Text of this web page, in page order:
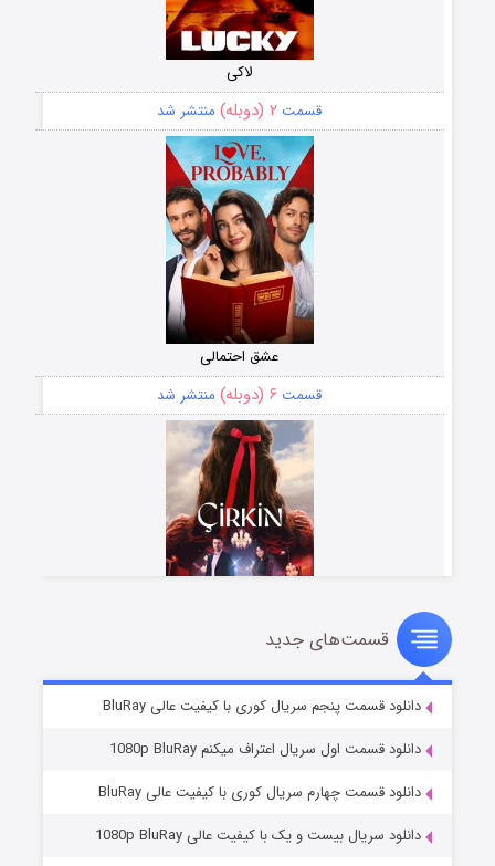
لاکی
قسمت ۲ (دوبله) منتشر شد
عشق احتمالی
قسمت ۶ (دوبله) منتشر شد
سریال زشت
قسمت۵ (زیرنویس) منتشر شد
قسمت‌های جدید
دانلود قسمت پنجم سریال کوری با کیفیت عالی BluRay
دانلود قسمت اول سریال اعتراف میکنم 1080p BluRay
دانلود قسمت چهارم سریال کوری با کیفیت عالی BluRay
دانلود سریال بیست و یک با کیفیت عالی 1080p BluRay